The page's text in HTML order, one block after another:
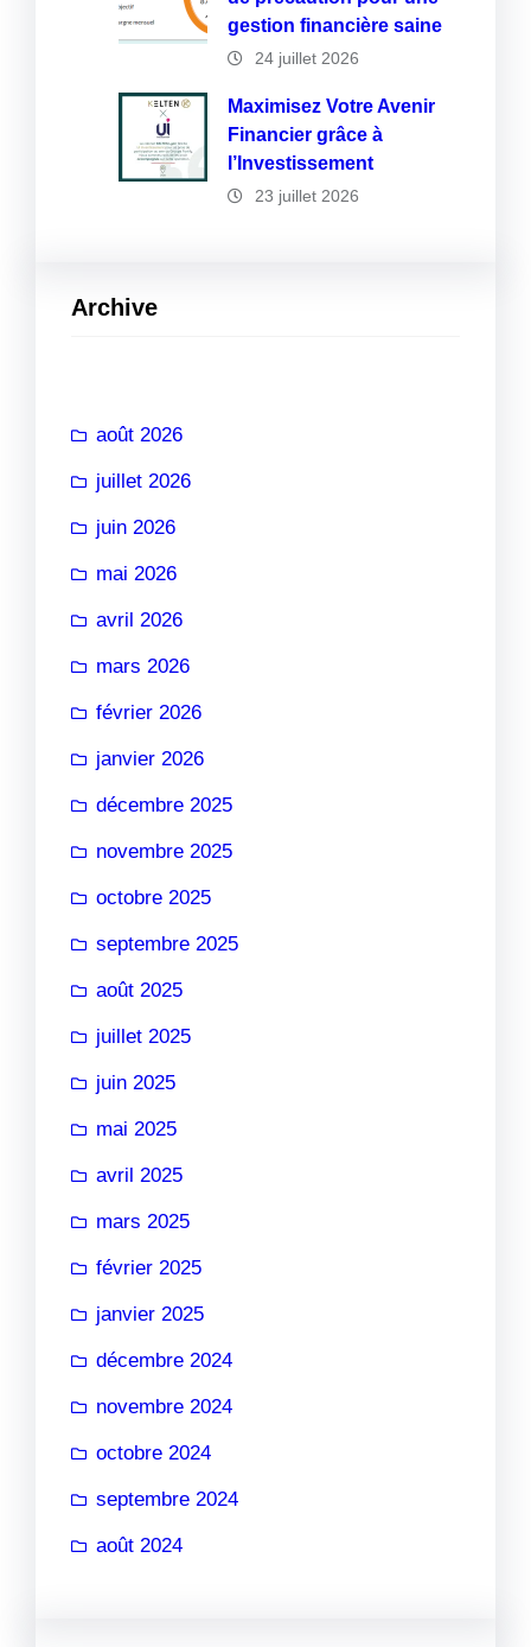
gestion financière saine
24 juillet 2026
Maximisez Votre Avenir
Financier grâce à
l’Investissement
23 juillet 2026
Archive
août 2026
juillet 2026
juin 2026
mai 2026
avril 2026
mars 2026
février 2026
janvier 2026
décembre 2025
novembre 2025
octobre 2025
septembre 2025
août 2025
juillet 2025
juin 2025
mai 2025
avril 2025
mars 2025
février 2025
janvier 2025
décembre 2024
novembre 2024
octobre 2024
septembre 2024
août 2024